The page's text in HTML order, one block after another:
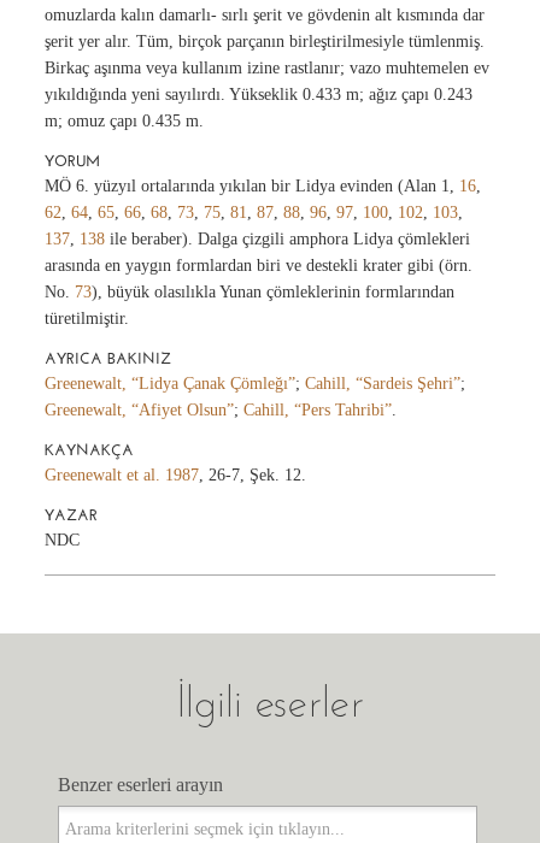
omuzlarda kalın damarlı- sırlı şerit ve gövdenin alt kısmında dar
şerit yer alır. Tüm, birçok parçanın birleştirilmesiyle tümlenmiş.
Birkaç aşınma veya kullanım izine rastlanır; vazo muhtemelen ev
yıkıldığında yeni sayılırdı. Yükseklik 0.433 m; ağız çapı 0.243
m; omuz çapı 0.435 m.
YORUM
MÖ 6. yüzyıl ortalarında yıkılan bir Lidya evinden (Alan 1, 16
62 ,64 ,65 ,66 ,68 73 75 ,81 ,87 ,88 ,96 ,97 100 102 103
137 138 ile beraber). Dalga çizgili amphora Lidya çömlekleri
arasında en yaygın formlardan biri ve destekli krater gibi (örn.
No. 73), büyük olasılıkla Yunan çömleklerinin formlarından
türetilmiştir.
AYRICA BAKINIZ
Greenewalt, “Lidya Çanak Çömleğı”;Cahill, “Sardeis Şehri”;
Greenewalt, “Afiyet Olsun”;Cahill, “Pers Tahribi”
KAYNAKÇA
Greenewalt et al. 1987 , 26-7, Şek. 12.
YAZAR
NDC
İlgili eserler
Benzer eserleri arayın
Benzer eserleri arayın